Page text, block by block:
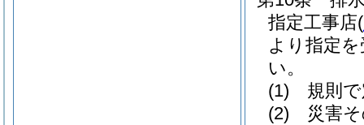
指定工事店(
より指定
い。
(1)
規則
(2)
災害